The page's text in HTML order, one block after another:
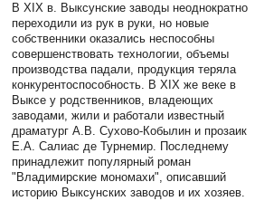
В ХIХ в. Выксунские заводы неоднократно
переходили из рук в руки, но новые
собственники оказались неспособны
совершенствовать технологии, объемы
производства падали, продукция теряла
конкурентоспособность. В XIX же веке в
Выксе у родственников, владеющих
заводами, жили и работали известный
драматург А.В. Сухово-Кобылин и прозаик
Е.А. Салиас де Турнемир. Последнему
принадлежит популярный роман
"Владимирские мономахи", описавший
историю Выксунских заводов и их хозяев.